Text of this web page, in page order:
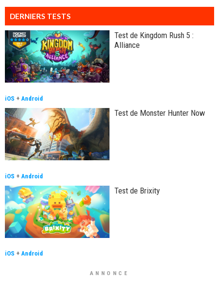
DERNIERS TESTS
Test de Kingdom Rush 5 :
Alliance
iOS + Android
Test de Monster Hunter Now
iOS + Android
Test de Brixity
iOS + Android
ANNONCE